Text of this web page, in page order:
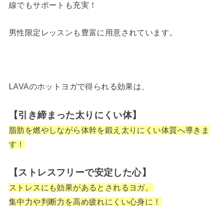
線でもサポートも充実！
男性限定レッスンも豊富に用意されています。
LAVAのホットヨガで得られる効果は、
【引き締まった太りにくい体】
脂肪を燃やしながら体幹を鍛え太りにくい体質へ導きま
す！
【ストレスフリーで安定した心】
ストレスにも効果があるとされるヨガ。
集中力や判断力を高め疲れにくい心身に！